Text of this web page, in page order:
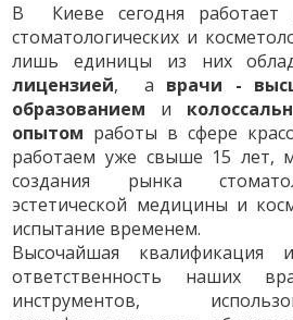
В Киеве сегодня работает
стоматологических и
лишь единицы из них
лицензией, а врачи -
образованием и
опытом работы в сфере
работаем уже свыше 15 лет,
создания рынка
эстетической медицины и
испытание временем.
Высочайшая квалификация
ответственность наших
инструментов,